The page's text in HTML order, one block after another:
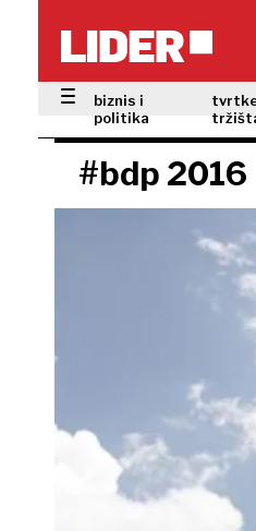
biznis i
politika
#bdp 2016